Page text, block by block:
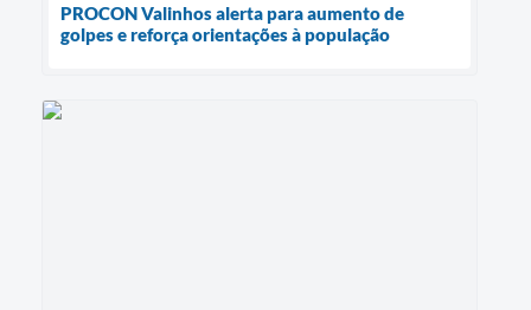
PROCON Valinhos alerta para aumento de
golpes e reforça orientações à população